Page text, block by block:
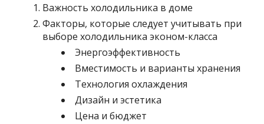
Важность холодильника в доме
Факторы, которые следует учитывать при
выборе холодильника эконом-класса
Энергоэффективность
Вместимость и варианты хранения
Технология охлаждения
Дизайн и эстетика
Цена и бюджет